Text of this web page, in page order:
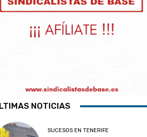
NOTICIAS
SUCESOS EN TENERIFE